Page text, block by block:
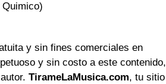
y sin fines comerciales en
y sin costo a este contenido,
TirameLaMusica.com, tu sitio